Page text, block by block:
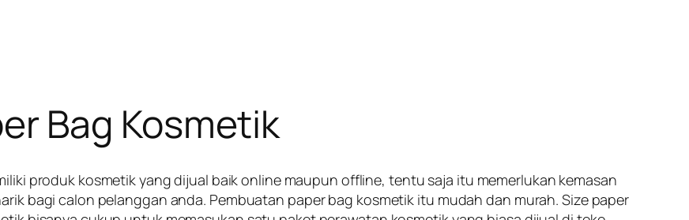
Bag Kosmetik
produk kosmetik yang dijual baik online maupun offline, tentu saja itu memerlukan kemasan
bagi calon pelanggan anda. Pembuatan paper bag kosmetik itu mudah dan murah. Size paper